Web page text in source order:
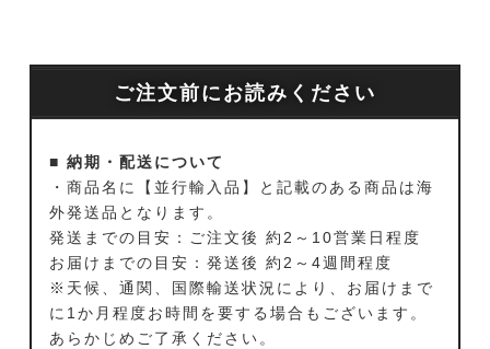
ご注文前にお読みください
■ 納期・配送について
・商品名に【並行輸入品】と記載のある商品は海
外発送品となります。
発送までの目安：ご注文後 約2～10営業日程度
お届けまでの目安：発送後 約2～4週間程度
※天候、通関、国際輸送状況により、お届けまで
に1か月程度お時間を要する場合もございます。
あらかじめご了承ください。